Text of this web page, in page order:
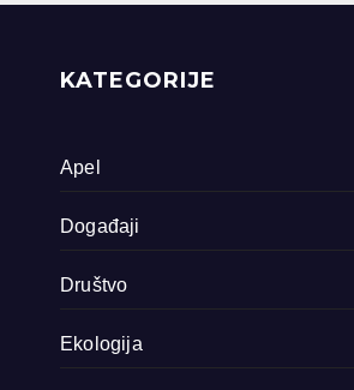
priride koja
države
KATEGORIJE
Apel
Događaji
Društvo
Ekologija